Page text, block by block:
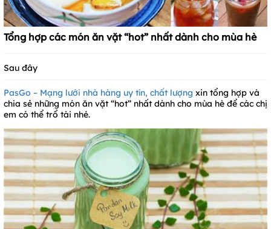
Tổng hợp các món ăn vặt “hot” nhất dành cho mùa hè
Sau đây
PasGo – Mạng lưới nhà hàng uy tín, chất lượng xin tổng hợp và
chia sẻ những món ăn vặt “hot” nhất dành cho mùa hè để các chị
em có thể trổ tài nhé.